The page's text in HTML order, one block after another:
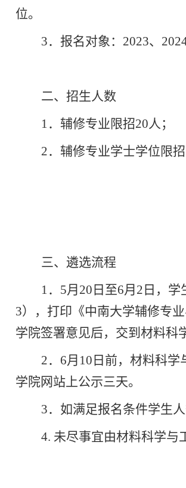
位。
3．报名对象： 2023、
二、招生人数
1 ．辅修专业限招20 人；
2．辅修专业学士学位限招
三、遴选流程
1 ． 5月 20 日至6月 2 日，
3），打印《中南大学辅修专
学院签署意见后，交到材料科
2． 6月 10 日前，材料科
学院网站上公示三天。
3．如满足报名条件学生
4. 未尽事宜由材料科学与